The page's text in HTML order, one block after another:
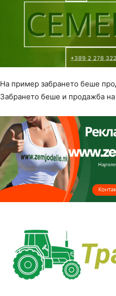
На пример забрането беше
Забрането беше и продажба на